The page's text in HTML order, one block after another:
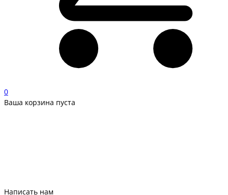
0
Ваша корзина пуста
Написать нам